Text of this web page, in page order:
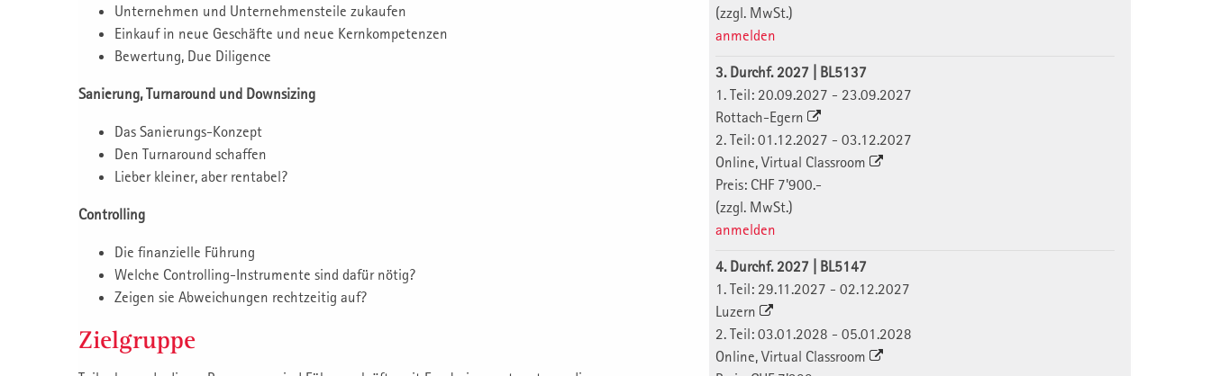
Unternehmen und Unternehmensteile zukaufen
Einkauf in neue Geschäfte und neue Kernkompetenzen
Bewertung, Due Diligence
Sanierung, Turnaround und Downsizing
Das Sanierungs-Konzept
Den Turnaround schaffen
Lieber kleiner, aber rentabel?
Controlling
Die finanzielle Führung
Welche Controlling-Instrumente sind dafür nötig?
Zeigen sie Abweichungen rechtzeitig auf?
Zielgruppe
(zzgl. MwSt.)
anmelden
3. Durchf. 2027 | BL5137
1. Teil: 20.09.2027 - 23.09.2027
Rottach-Egern
2. Teil: 01.12.2027 - 03.12.2027
Online, Virtual Classroom
Preis: CHF 7'900.-
(zzgl. MwSt.)
anmelden
4. Durchf. 2027 | BL5147
1. Teil: 29.11.2027 - 02.12.2027
Luzern
2. Teil: 03.01.2028 - 05.01.2028
Online, Virtual Classroom